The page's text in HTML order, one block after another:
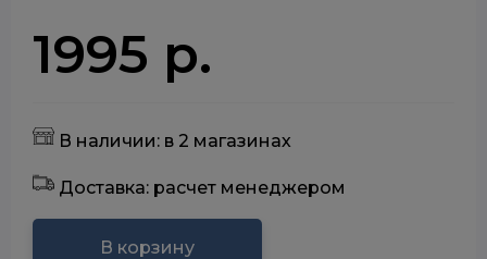
1995 р.
В наличии: в 2 магазинах
Доставка: расчет менеджером
В корзину